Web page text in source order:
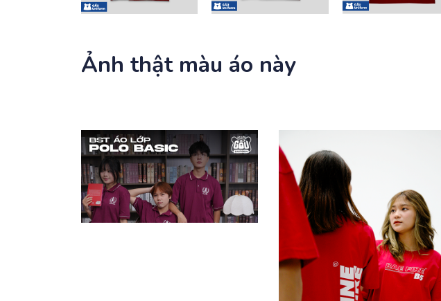
Ảnh thật màu áo này